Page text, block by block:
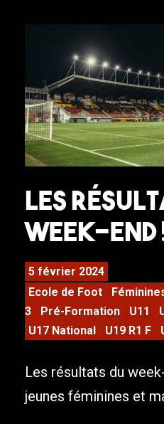
Les
week-end
5 février 2024
Ecole de Foot
3
Pré-Formation U11
U17 National
U19 R1 F
Les résultats du
jeunes féminines et